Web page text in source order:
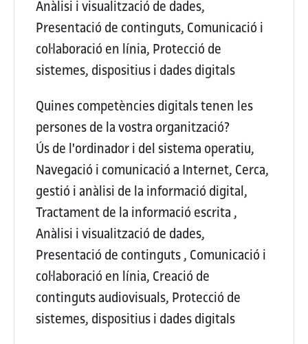
Anàlisi i visualització de dades,
Presentació de continguts, Comunicació i
col·laboració en línia, Protecció de
sistemes, dispositius i dades digitals
Quines competències digitals tenen les
persones de la vostra organització?
Ús de l'ordinador i del sistema operatiu,
Navegació i comunicació a Internet, Cerca,
gestió i anàlisi de la informació digital,
Tractament de la informació escrita ,
Anàlisi i visualització de dades,
Presentació de continguts , Comunicació i
col·laboració en línia, Creació de
continguts audiovisuals, Protecció de
sistemes, dispositius i dades digitals